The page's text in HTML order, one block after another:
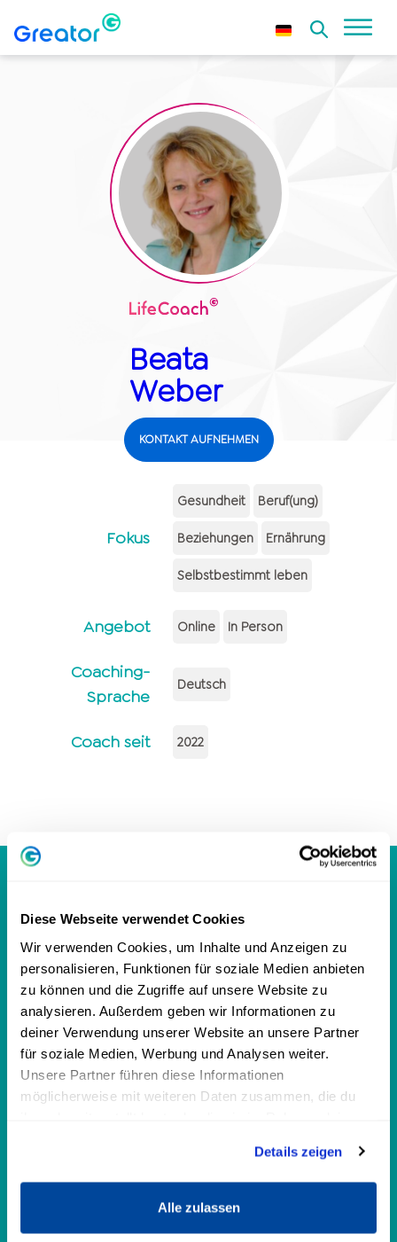
Diese Webseite verwendet Cookies
Wir verwenden Cookies, um Inhalte und Anzeigen zu
personalisieren, Funktionen für soziale Medien anbieten
zu können und die Zugriffe auf unsere Website zu
analysieren. Außerdem geben wir Informationen zu
deiner Verwendung unserer Website an unsere Partner
für soziale Medien, Werbung und Analysen weiter.
Unsere Partner führen diese Informationen
möglicherweise mit weiteren Daten zusammen, die du
Details zeigen
Alle zulassen
Beata
Weber
KONTAKT AUFNEHMEN
Fokus
Gesundheit Beruf(ung)
Beziehungen Ernährung
Selbstbestimmt leben
Angebot Online In Person
Coaching-
Sprache
Deutsch
Coach seit 2022
aufgewachsenen, vier Geschwister, Oma
, Großtante. Arbeitssame, sparsame,
herzensgute Eltern, die nur das Beste für
uns wollten. Aber ich musste selbst
herausfinden, was gut für mich war. Ich
kämpfte mich frei, ging ins Ausland,
studierte, heiratete, machte Karriere,
Dann die erste Krise, dann die zweite ...
Erst auf der inneren Entdeckungsreise
hatte ich das Gefühl anzukommen.
Hast du manchmal das Gefühl, dass